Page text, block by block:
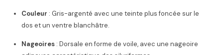
Couleur : Gris-argenté avec une teinte plus foncée sur le
dos et un ventre blanchâtre.
Nageoires : Dorsale en forme de voile, avec une nageoire